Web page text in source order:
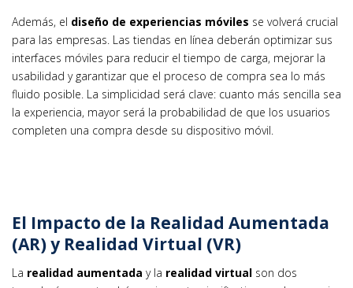
Además, el diseño de experiencias móviles se volverá crucial
para las empresas. Las tiendas en línea deberán optimizar sus
interfaces móviles para reducir el tiempo de carga, mejorar la
usabilidad y garantizar que el proceso de compra sea lo más
fluido posible. La simplicidad será clave: cuanto más sencilla sea
la experiencia, mayor será la probabilidad de que los usuarios
completen una compra desde su dispositivo móvil.
El Impacto de la Realidad Aumentada
(AR) y Realidad Virtual (VR)
La realidad aumentada y la realidad virtual son dos